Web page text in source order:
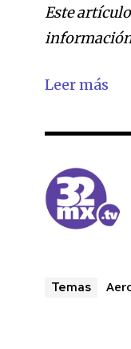
Este
Leer más
Temas